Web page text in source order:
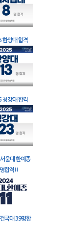
한양대 합격
청강대 합격
울대 한예종
합격!!
국대 39명합